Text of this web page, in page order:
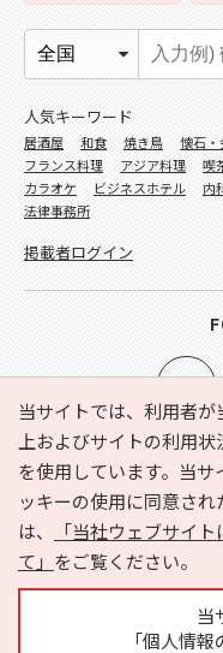
当サイトでは、利用者
上およびサイトの利用
を使用しています。当
ッキーの使用に同意さ
は、
「当社ウェブサイ
て」 をご覧ください。
当
「個人情
e-NAVITA（イーナビタ
利用規約
個人情報
サイトマップ
人気キーワード
居酒屋 和食 焼き鳥 懐石
フランス料理
アジア料理 喫
カラオケ
ビジネスホテル 内
法律事務所
掲載者ログイン